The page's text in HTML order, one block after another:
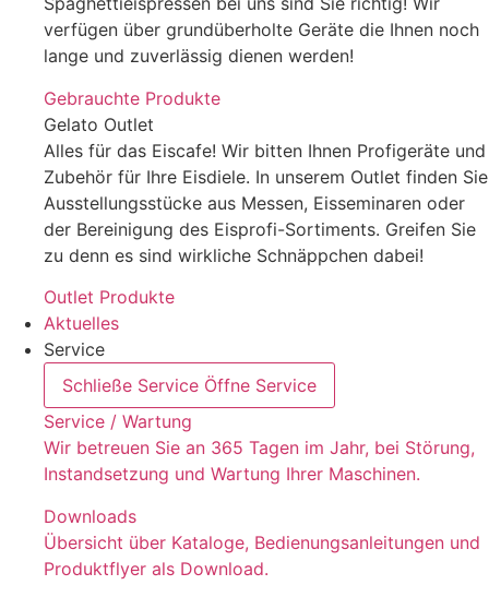
verfügen über grundüberholte Geräte die Ihnen noch
lange und zuverlässig dienen werden!
Gebrauchte Produkte
Gelato Outlet
Alles für das Eiscafe! Wir bitten Ihnen Profigeräte und
Zubehör für Ihre Eisdiele. In unserem Outlet finden Sie
Ausstellungsstücke aus Messen, Eisseminaren oder
der Bereinigung des Eisprofi-Sortiments. Greifen Sie
zu denn es sind wirkliche Schnäppchen dabei!
Outlet Produkte
Aktuelles
Service
Schließe Service Öffne Service
Service / Wartung
Wir betreuen Sie an 365 Tagen im Jahr, bei Störung,
Instandsetzung und Wartung Ihrer Maschinen.
Downloads
Übersicht über Kataloge, Bedienungsanleitungen und
Produktflyer als Download.